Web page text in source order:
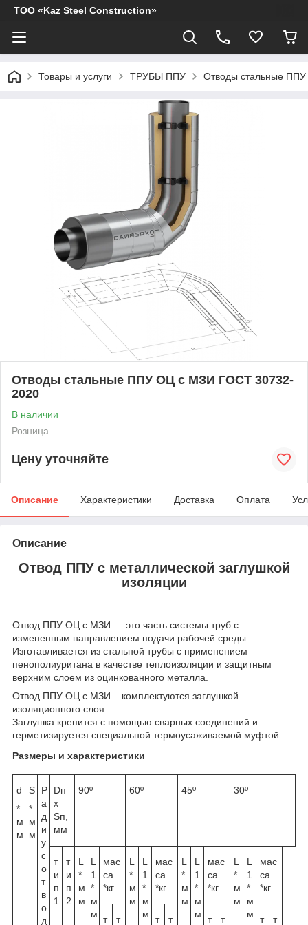
ТОО «Kaz Steel Construction»
Товары и услуги ТРУБЫ ППУ Отводы стальные
Отводы стальные ППУ ОЦ с МЗИ ГОСТ 30732-
2020
В наличии
Розница
Цену уточняйте
Описание Характеристики Доставка Оплата
Описание
Отвод ППУ с металлической заглушкой
изоляции
Отвод ППУ ОЦ с МЗИ — это часть системы труб с
измененным направлением подачи рабочей среды.
Изготавливается из стальной трубы с применением
пенополиуритана в качестве теплоизоляции и защитным
верхним слоем из оцинкованного металла.
Отвод ППУ ОЦ с МЗИ – комплектуются заглушкой
изоляционного слоя.
Заглушка крепится с помощью сварных соединений и
герметизируется специальной термоусаживаемой муфтой.
Размеры и характеристики
d
*
м
м
S
*
м
м
Р
а
д
и
у
с
о
т
в
о
д
Dп
х
Sп,
мм
90º 60º 45º 30º
т
и
п
1
т
и
п
2
L
*
м
м
L
1
*
м
м
мас
са
*кг
L
*
м
м
L
1
*
м
м
мас
са
*кг
L
*
м
м
L
1
*
м
м
мас
са
*кг
L
*
м
м
L
1
*
м
м
мас
са
*кг
т
т
т
т
т
т
т
т